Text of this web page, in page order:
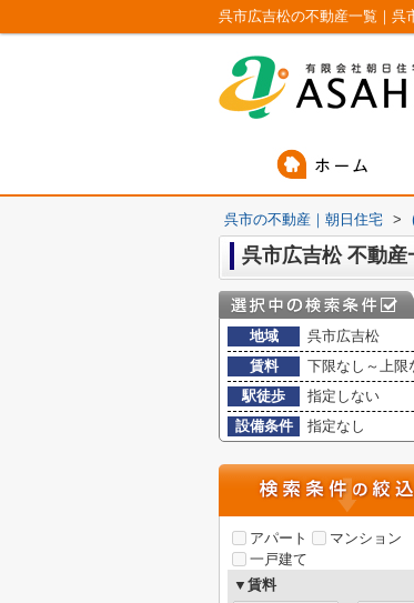
呉市広吉松の不動産一覧｜呉
呉市の不動産｜朝日住宅 >
呉市広吉松 不動産
地域
呉市広吉松
賃料
下限なし～上限
駅徒歩
指定しない
設備条件
指定なし
アパート
マンション
一戸建て
▼賃料